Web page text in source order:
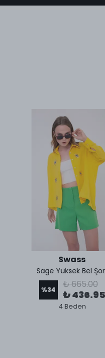
Swass
Sage Yüksek Bel
%34 ₺ 665.00
₺ 436.95
4 Beden